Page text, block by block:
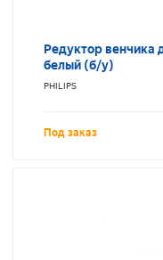
Редуктор венчика
белый (б/у)
PHILIPS
Под заказ